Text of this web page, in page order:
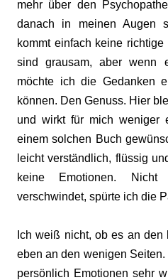
mehr über den
danach in meinen Augen
kommt einfach keine
sind grausam, aber wenn
möchte ich die Gedanken
können. Den Genuss. Hier
und wirkt für mich weniger
einem solchen Buch
leicht verständlich, flüssig
keine Emotionen.
verschwindet, spürte ich die
Ich weiß nicht, ob es an
eben an den wenigen
persönlich Emotionen sehr